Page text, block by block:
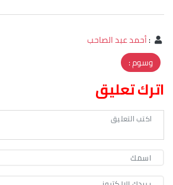
:أحمد عبد الصاحب
وسوم :
اترك تعليق